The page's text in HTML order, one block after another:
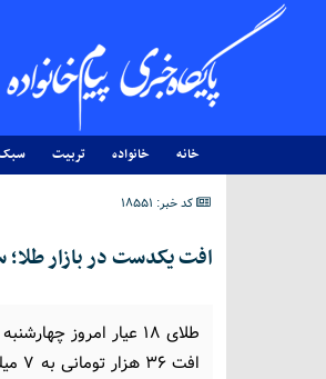
خانه خانواده تربیت
کد خبر: 18551
افت یکدست در بازار طلا؛ سکه امامی کانال